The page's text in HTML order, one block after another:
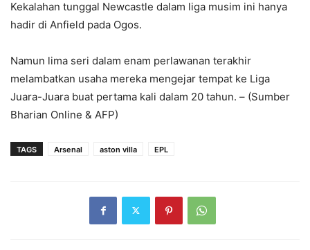
Kekalahan tunggal Newcastle dalam liga musim ini hanya
hadir di Anfield pada Ogos.
Namun lima seri dalam enam perlawanan terakhir
melambatkan usaha mereka mengejar tempat ke Liga
Juara-Juara buat pertama kali dalam 20 tahun. – (Sumber
Bharian Online & AFP)
TAGS Arsenal aston villa EPL